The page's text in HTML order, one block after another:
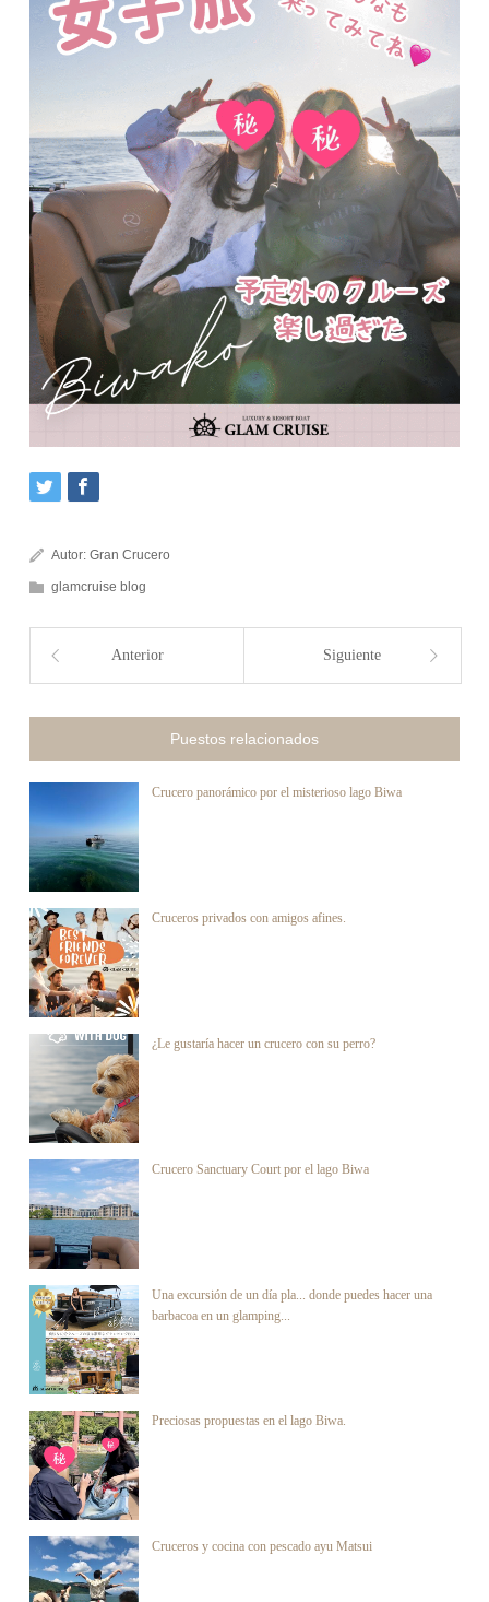
Autor:Gran Crucero
glamcruise blog
Anterior Siguiente
Puestos relacionados
Crucero panorámico por el misterioso lago Biwa
Cruceros privados con amigos afines.
¿Le gustaría hacer un crucero con su perro?
Crucero Sanctuary Court por el lago Biwa
Una excursión de un día pla... donde puedes hacer una
barbacoa en un glamping...
Preciosas propuestas en el lago Biwa.
Cruceros y cocina con pescado ayu Matsui